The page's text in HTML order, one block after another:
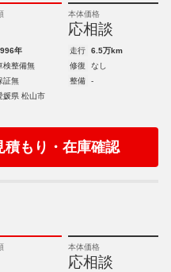
本体価格
応相談
年 走行
6.5万km
検整備無 修復
なし
証無 整備
-
媛県 松山市
積もり・在庫確認
本体価格
応相談